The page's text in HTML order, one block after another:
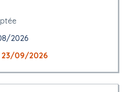
2026
23/09/2026